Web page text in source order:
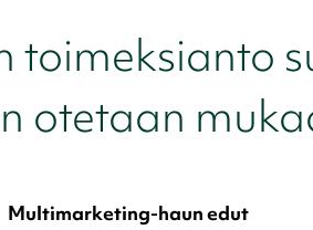
toimeksianto
otetaan
Multimarketing-haun edut